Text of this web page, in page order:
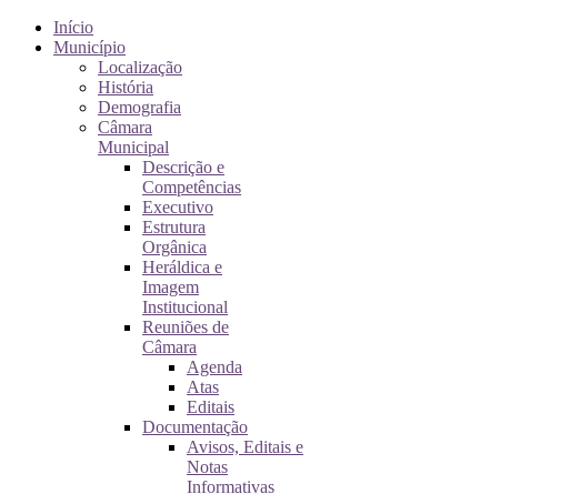
Início
Município
Localização
História
Demografia
Câmara
Municipal
Descrição e
Competências
Executivo
Estrutura
Orgânica
Heráldica e
Imagem
Institucional
Reuniões de
Câmara
Agenda
Atas
Editais
Documentação
Avisos, Editais e
Notas
Informativas